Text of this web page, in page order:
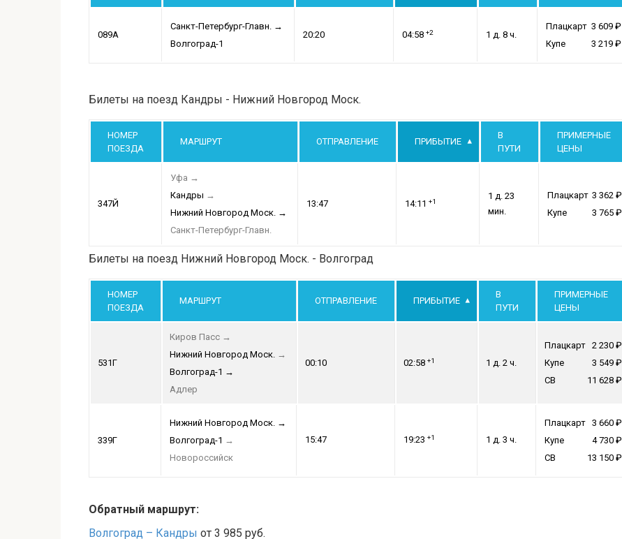
089А
Санкт-Петербург-Главн. →
Волгоград-1
20:20 04:58 +2 1 д. 8 ч.
Плацкарт 3 609
Купе
3 219
Билеты на поезд Кандры - Нижний Новгород Моск.
НОМЕР
ПОЕЗДА
МАРШРУТ ОТПРАВЛЕНИЕ ПРИБЫТИЕ
В
ПУТИ
ПРИМЕРНЫЕ
ЦЕНЫ
347Й
Уфа →
Кандры →
Нижний Новгород Моск. →
Санкт-Петербург-Главн.
13:47 14:11 +1
1 д. 23
мин.
Плацкарт 3 362
Купе
3 765
Билеты на поезд Нижний Новгород Моск. - Волгоград
НОМЕР
ПОЕЗДА
МАРШРУТ ОТПРАВЛЕНИЕ ПРИБЫТИЕ
В
ПУТИ
ПРИМЕРНЫЕ
ЦЕНЫ
531Г
Киров Пасс →
Нижний Новгород Моск. →
Волгоград-1 →
Адлер
00:10 02:58 +1 1 д. 2 ч.
Плацкарт 2 230
Купе
3 549
СВ
11 628
339Г
Нижний Новгород Моск. →
Волгоград-1 →
Новороссийск
15:47 19:23 +1 1 д. 3 ч.
Плацкарт 3 660
Купе
4 730
СВ
13 150
Обратный маршрут:
Волгоград – Кандры от 3 985 руб.